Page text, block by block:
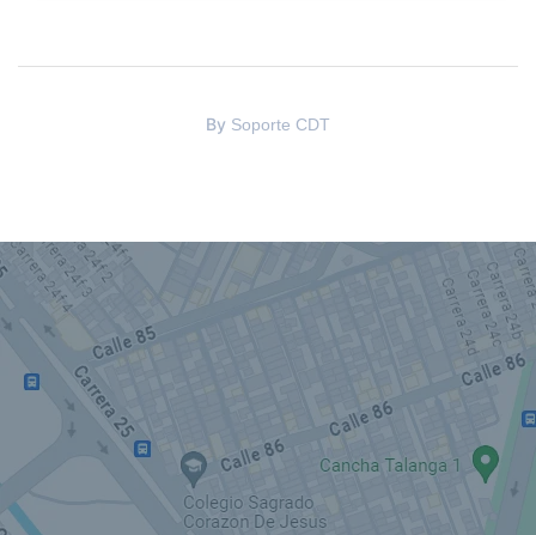
By Soporte CDT